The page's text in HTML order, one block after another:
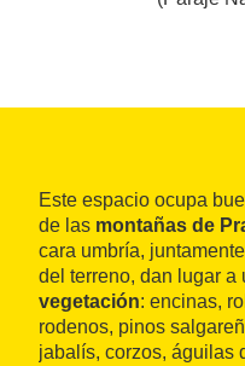
Este espacio ocupa
de las montañas de
cara umbría,
del terreno, dan lugar a
vegetación: encinas,
rodenos, pinos
jabalís, corzos, águilas